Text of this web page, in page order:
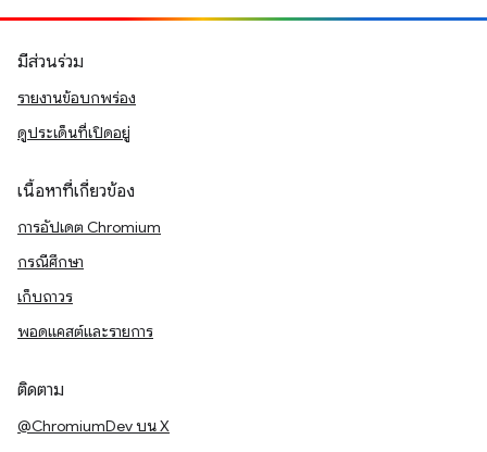
มีส่วนร่วม
รายงานข้อบกพร่อง
ดูประเด็นที่เปิดอยู่
เนื้อหาที่เกี่ยวข้อง
การอัปเดต Chromium
กรณีศึกษา
เก็บถาวร
พอดแคสต์และรายการ
ติดตาม
@ChromiumDev บน X